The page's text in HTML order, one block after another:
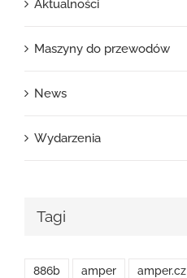
Aktualności
Maszyny do przewodów
News
Wydarzenia
Tagi
886b amper amper.cz